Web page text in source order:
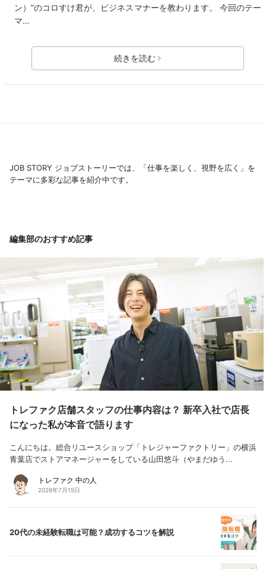
ン）”のコロすけ君が、ビジネスマナーを教わります。 今回のテー
マ…
続きを読む
JOB STORY ジョブストーリーでは、「仕事を楽しく、視野を広く」を
テーマに多彩な記事を紹介中です。
編集部のおすすめ記事
トレファク店舗スタッフの仕事内容は？ 新卒入社で店長
になった私が本音で語ります
こんにちは。総合リユースショップ「トレジャーファクトリー」の横浜
青葉店でストアマネージャーをしている山田悠斗（やまだゆう...
トレファク 中の人
2026年7月15日
20代の未経験転職は可能？成功するコツを解説